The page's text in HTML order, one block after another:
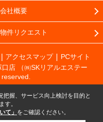
会社概要
物件リクエスト
アクセスマップ
PCサイト
店 （㈱SKリアルエステー
reserved.
握、サービス向上検討を目的と
す。
て」 をご確認ください。